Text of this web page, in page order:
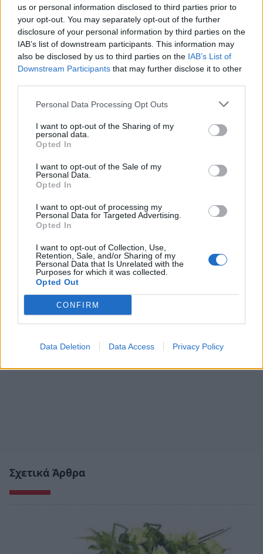
us or personal information disclosed to third parties prior to
your opt-out. You may separately opt-out of the further
disclosure of your personal information by third parties on the
IAB’s list of downstream participants. This information may
also be disclosed by us to third parties on the IAB’s List of
Downstream Participants that may further disclose it to other
Personal Data Processing Opt Outs
I want to opt-out of the Sharing of my
personal data.
Opted In
I want to opt-out of the Sale of my
Personal Data.
Opted In
I want to opt-out of processing my
Personal Data for Targeted Advertising.
Opted In
I want to opt-out of Collection, Use,
Retention, Sale, and/or Sharing of my
Personal Data that Is Unrelated with the
Purposes for which it was collected.
Opted Out
CONFIRM
Data Deletion Data Access Privacy Policy
TAGS: ΕΦΥΓΑΝ
Σχετικά Άρθρα